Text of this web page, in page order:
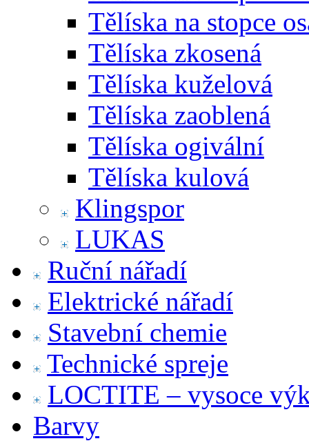
Tělíska na stopce
Tělíska zkosená
Tělíska kuželová
Tělíska zaoblená
Tělíska ogivální
Tělíska kulová
Klingspor
LUKAS
Ruční nářadí
Elektrické nářadí
Stavební chemie
Technické spreje
LOCTITE – vysoce
Barvy